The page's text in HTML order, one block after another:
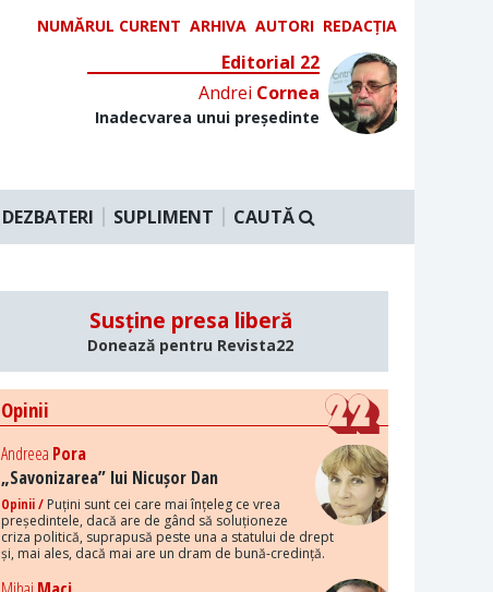
NUMĂRUL CURENT ARHIVA AUTORI REDACȚIA
Editorial 22
Andrei Cornea
Inadecvarea unui președinte
DEZBATERI SUPLIMENT CAUTĂ
Susține presa liberă
Donează pentru Revista22
Opinii
Andreea Pora
„Savonizarea” lui Nicușor Dan
Opinii / Puțini sunt cei care mai înțeleg ce vrea
președintele, dacă are de gând să soluționeze
criza politică, suprapusă peste una a statului de drept
și, mai ales, dacă mai are un dram de bună-credință.